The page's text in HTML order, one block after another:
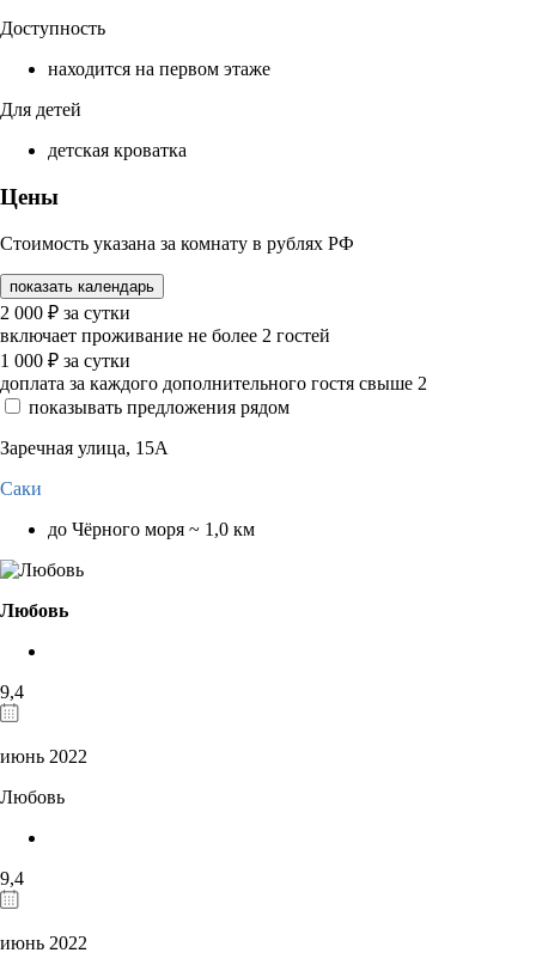
Доступность
находится на первом этаже
Для детей
детская кроватка
Цены
Стоимость указана за комнату в рублях РФ
показать календарь
2 000 ₽ за сутки
включает проживание не более 2 гостей
1 000 ₽ за сутки
доплата за каждого дополнительного гостя свыше 2
показывать предложения рядом
Заречная улица, 15А
Саки
до Чёрного моря ~ 1,0 км
Любовь
9,4
июнь 2022
Любовь
9,4
июнь 2022